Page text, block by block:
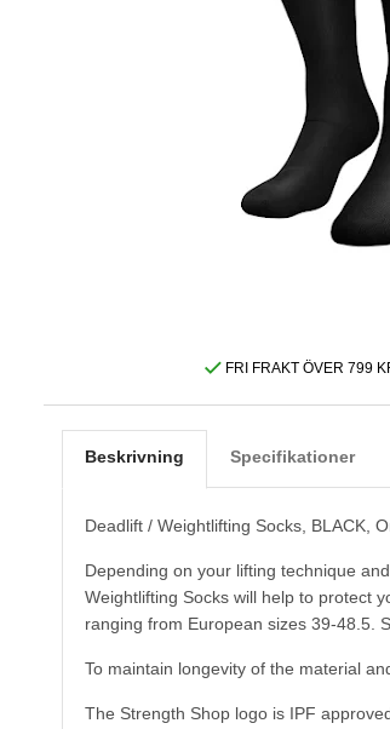
FRI FRAKT ÖVER 799
Beskrivning Specifikationer
Deadlift / Weightlifting Socks, BLACK,
Depending on your lifting technique
Weightlifting Socks will help to protect
ranging from European sizes 39-48.5.
To maintain longevity of the material
The Strength Shop logo is IPF